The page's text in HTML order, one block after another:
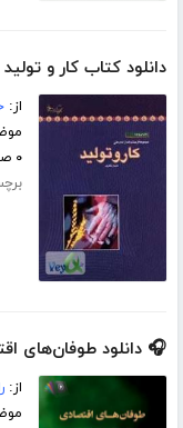
دانلود کتاب كار و تولید
از:
۰ صفحه
🎧 دانلود طوفان‌های
از: